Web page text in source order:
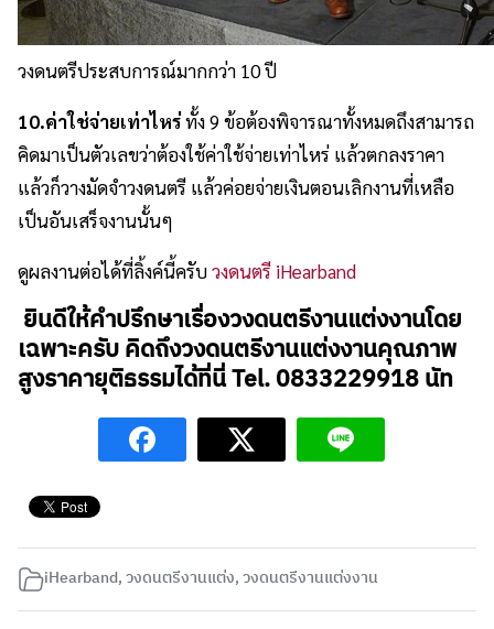
วงดนตรีประสบการณ์มากกว่า 10 ปี
10.ค่าใช่จ่ายเท่าไหร่ทั้ง 9 ข้อต้องพิจารณาทั้งหมดถึงสามารถ
คิดมาเป็นตัวเลขว่าต้องใช้ค่าใช้จ่ายเท่าไหร่ แล้วตกลงราคา
แล้วก็วางมัดจำวงดนตรี แล้วค่อยจ่ายเงินตอนเลิกงานที่เหลือ
เป็นอันเสร็จงานนั้นๆ
ดูผลงานต่อได้ที่ลิ้งค์นี้ครับวงดนตรี iHearband
ยินดีให้คำปรึกษาเรื่องวงดนตรีงานแต่งงานโดย
เฉพาะครับ คิดถึงวงดนตรีงานแต่งงานคุณภาพ
สูงราคายุติธรรมได้ที่นี่ Tel. 0833229918 นัท
iHearband,วงดนตรีงานแต่ง,วงดนตรีงานแต่งงาน